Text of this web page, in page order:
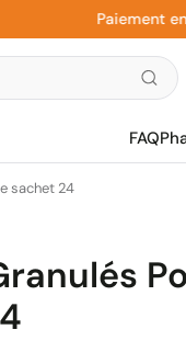
Paiement en 4x
FAQ
sachet 24